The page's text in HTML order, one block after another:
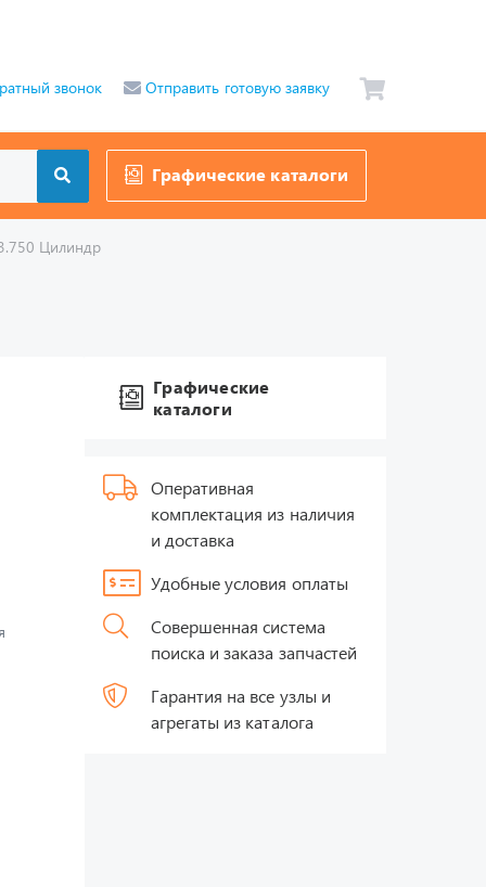
звонок Отправить готовую заявку
Графические каталоги
Цилиндр
Графические
каталоги
Оперативная
комплектация из наличия
и доставка
Удобные условия оплаты
Совершенная система
поиска и заказа запчастей
Гарантия на все узлы и
агрегаты из каталога